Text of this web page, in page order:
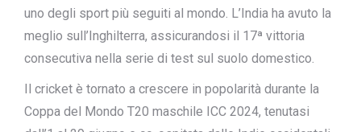
uno degli sport più seguiti al mondo. L’India ha avuto la
meglio sull’Inghilterra, assicurandosi il 17ª vittoria
consecutiva nella serie di test sul suolo domestico.
Il cricket è tornato a crescere in popolarità durante la
Coppa del Mondo T20 maschile ICC 2024, tenutasi